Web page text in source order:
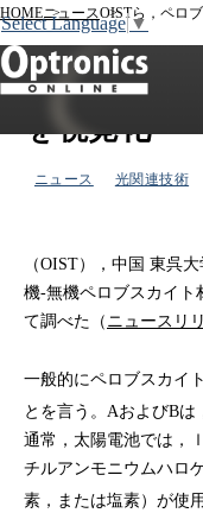
Select Language▼
HOMEニュースOISTら，ペロ
2016年01月12日
OISTら，
を視覚化
ニュース 光関連技術
（OIST），中国 東呉
機‐無機ペロブスカイ
て調べた（ ニュースリ
一般的にペロブスカイ
とを言う。AおよびBは
通常，太陽電池では，
チルアンモニウムハロ
素，または塩素）が使